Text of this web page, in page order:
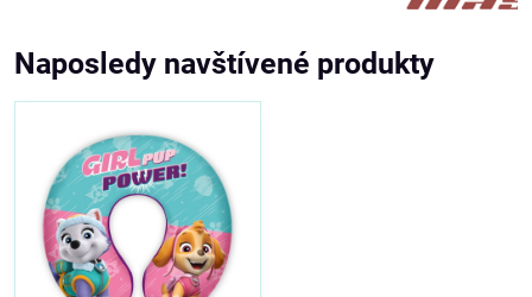
Naposledy navštívené produkty